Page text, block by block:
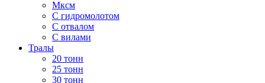
Мксм
С гидромолотом
С отвалом
С вилами
Тралы
20 тонн
25 тонн
30 тонн